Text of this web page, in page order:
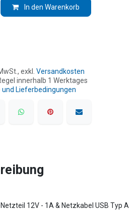
In den Warenkorb
exkl. Versandkosten
innerhalb 1 Werktages
Lieferbedingungen
12V - 1A & Netzkabel USB Typ A